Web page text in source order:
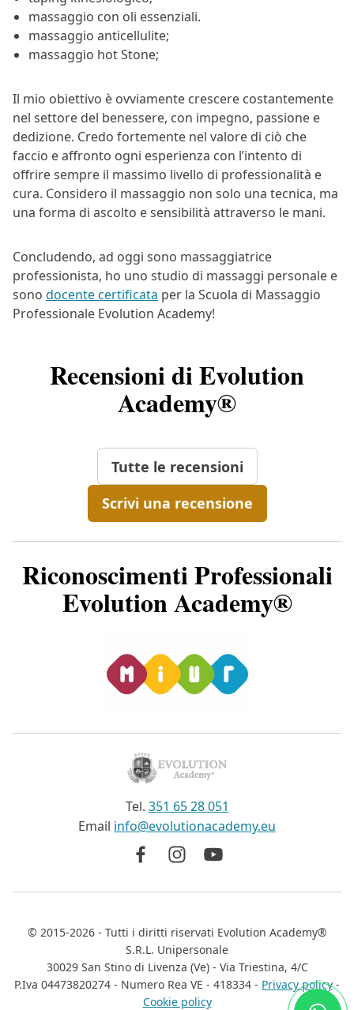
massaggio con oli essenziali.
massaggio anticellulite;
massaggio hot Stone;
Il mio obiettivo è ovviamente crescere costantemente
nel settore del benessere, con impegno, passione e
dedizione. Credo fortemente nel valore di ciò che
faccio e affronto ogni esperienza con l’intento di
offrire sempre il massimo livello di professionalità e
cura. Considero il massaggio non solo una tecnica, ma
una forma di ascolto e sensibilità attraverso le mani.
Concludendo, ad oggi sono massaggiatrice
professionista, ho uno studio di massaggi personale e
sono docente certificata per la Scuola di Massaggio
Professionale Evolution Academy!
Recensioni di Evolution
Academy®
Tutte le recensioni
Scrivi una recensione
Riconoscimenti Professionali
Evolution Academy®
Tel. 351 65 28 051
Email info@evolutionacademy.eu
© 2015-2026- Tutti i diritti riservati Evolution Academy®
S.R.L. Unipersonale
30029 San Stino di Livenza (Ve) - Via Triestina, 4/C
P.Iva 04473820274 - Numero Rea VE - 418334 - Privacy policy-
Cookie policy